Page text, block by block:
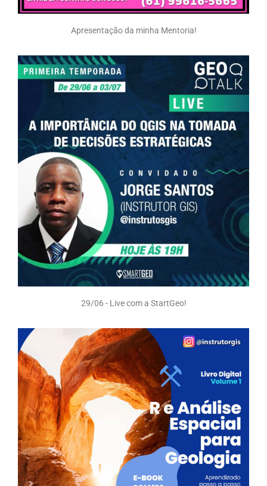
Apresentação da minha Mentoria!
29/06 - Live com a StartGeo!